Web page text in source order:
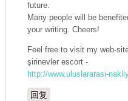
future.
Many people will be
your writing. Cheers!
Feel free to visit my web-
şirinevler escort -
http://www.uluslararasi-
回复